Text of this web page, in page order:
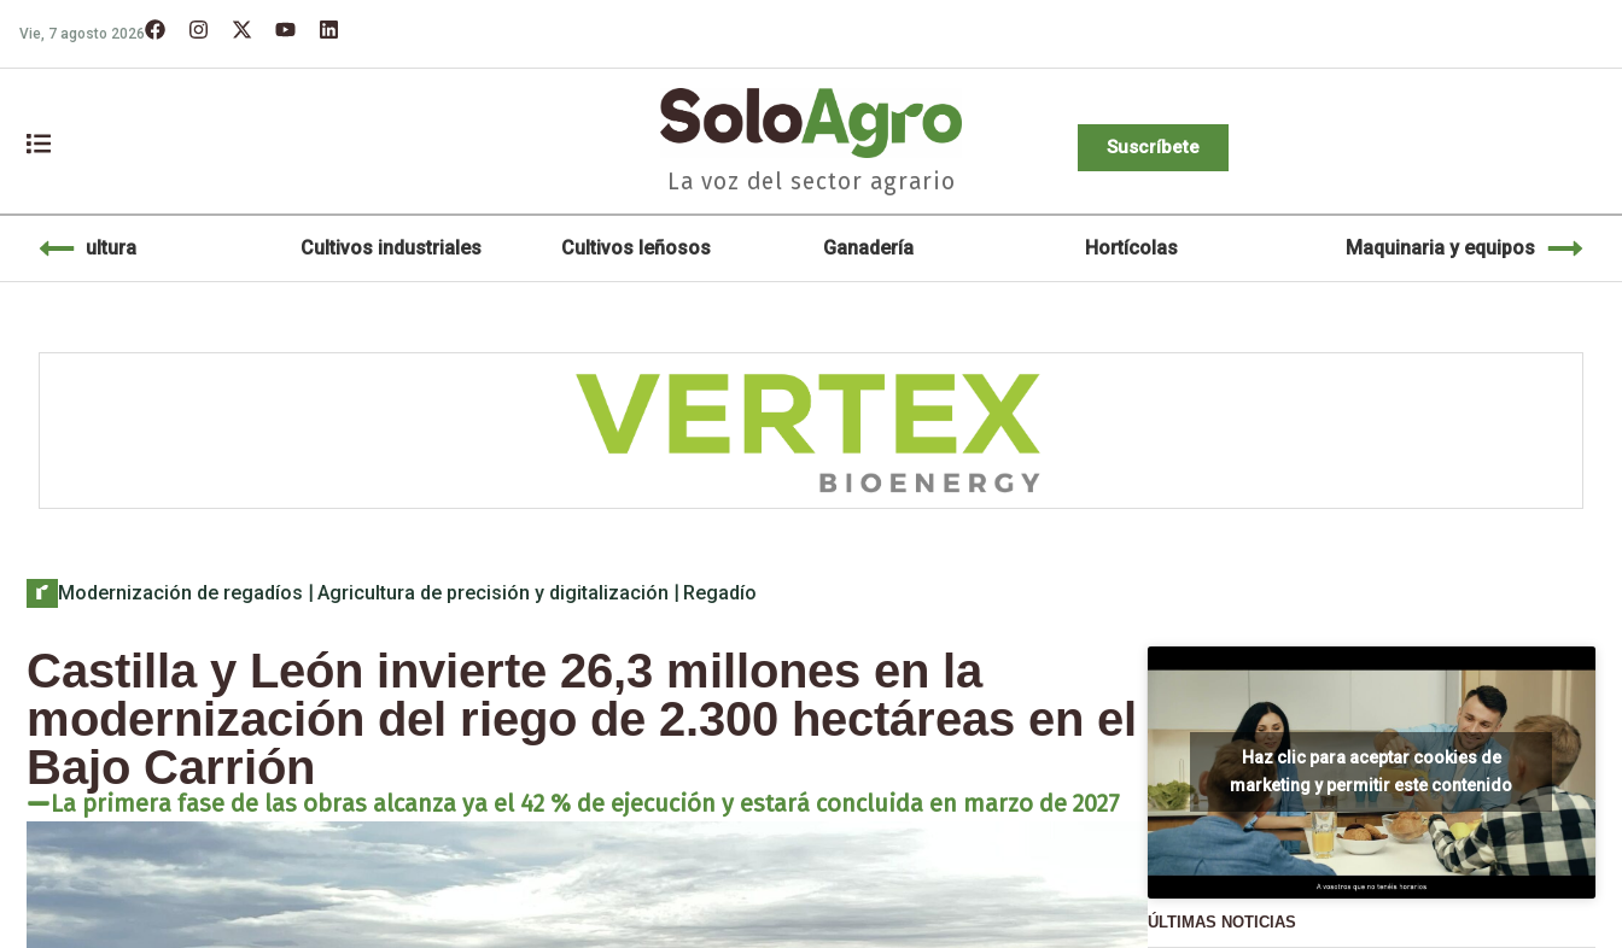
Vie, 7 agosto 2026
La voz del sector agrario
Suscríbete
Agricultura Cultivos industriales Cultivos leñosos Ganadería Hortícolas Maquinaria y equipos
Modernización de regadíos | Agricultura de precisión y digitalización | Regadío
Castilla y León invierte 26,3 millones en la
modernización del riego de 2.300 hectáreas en el
Bajo Carrión
La primera fase de las obras alcanza ya el 42 % de ejecución y estará concluida en marzo de 2027
Haz clic para aceptar cookies de
marketing y permitir este contenido
ÚLTIMAS NOTICIAS